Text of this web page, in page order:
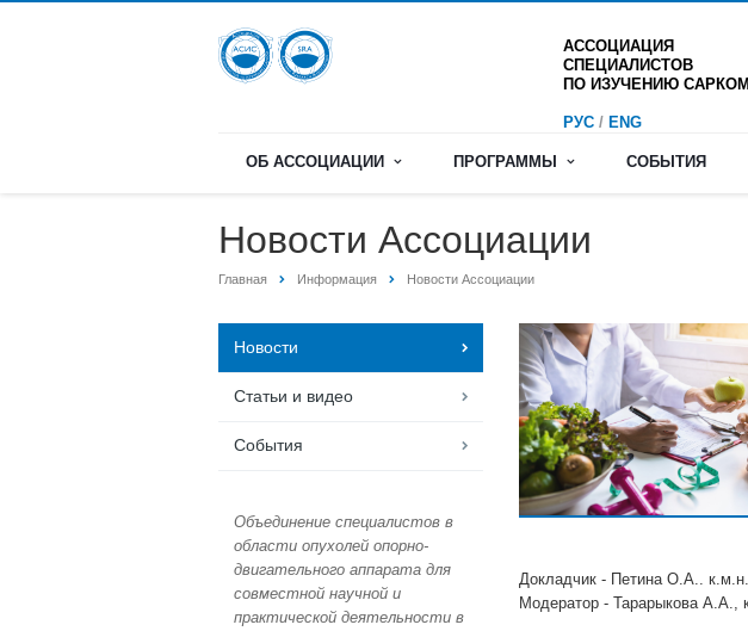
АССОЦИАЦИЯ
СПЕЦИАЛИСТОВ
ПО ИЗУЧЕНИЮ САРКОМ
РУС / ENG
ОБ АССОЦИАЦИИ ПРОГРАММЫ СОБЫТИЯ
Новости Ассоциации
Главная Информация Новости Ассоциации
Новости
Статьи и видео
События
Объединение специалистов в
области опухолей опорно-
двигательного аппарата для
совместной научной и
практической деятельности в
Докладчик - Петина О.А..
Модератор - Тарарыкова А.А.,